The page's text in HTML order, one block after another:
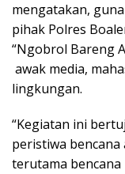
mengatakan,
pihak Polres
“Ngobrol Bareng
awak media,
lingkungan.
“Kegiatan ini
peristiwa bencana
terutama